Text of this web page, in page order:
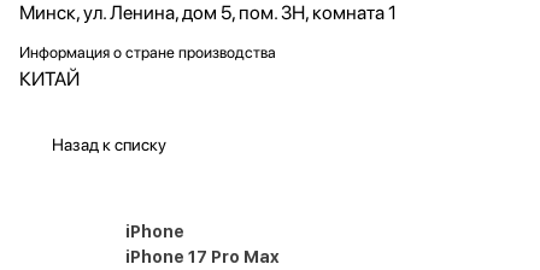
Минск, ул. Ленина, дом 5, пом. 3Н, комната 1
Информация о стране производства
КИТАЙ
Назад к списку
iPhone
iPhone 17 Pro Max